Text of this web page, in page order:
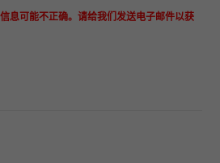
息可能不正确。请给我们发送电子邮件以获